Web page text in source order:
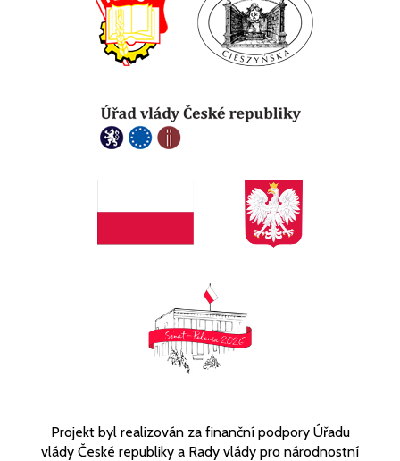
Projekt byl realizován za finanční podpory Úřadu
vlády České republiky a Rady vlády pro národnostní